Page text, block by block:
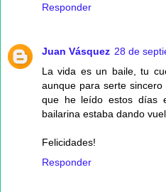
Responder
Juan Vásquez 28 de
La vida es un baile, tu
aunque para serte
que he leído estos días
bailarina estaba dando
Felicidades!
Responder